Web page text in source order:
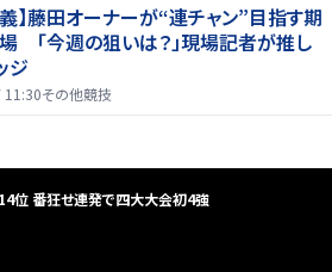
義】藤田オーナーが“連チャン”目指す期
「今週の狙いは？」現場記者が推し
ジ
その他競技
位 番狂せ連発で四大大会初4強